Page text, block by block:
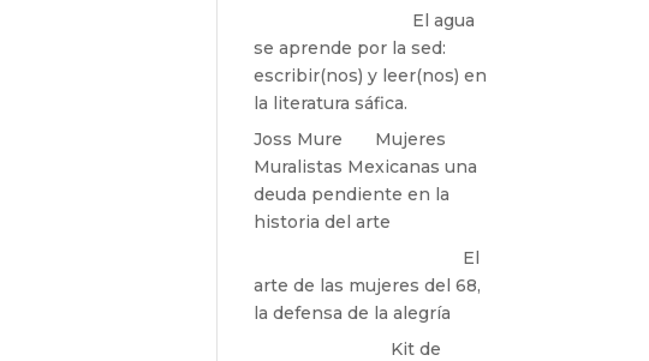
El agua
se aprende por la sed:
escribir(nos) y leer(nos) en
la literatura sáfica.
Joss Mure
Mujeres
Muralistas Mexicanas una
deuda pendiente en la
historia del arte
El
arte de las mujeres del 68,
la defensa de la alegría
Kit de